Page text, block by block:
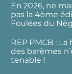
En 2026, ne
pas la 4ème
Foulées du
REP PMCB : La
des barèmes
tenable !